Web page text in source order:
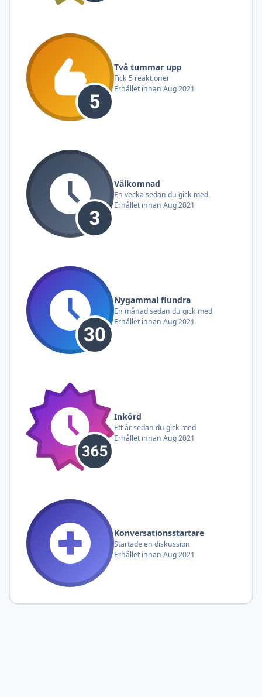
Två tummar upp
Fick 5 reaktioner
Erhållet innan Aug 2021
Välkomnad
En vecka sedan du gick med
Erhållet innan Aug 2021
Nygammal flundra
En månad sedan du gick med
Erhållet innan Aug 2021
Inkörd
Ett år sedan du gick med
Erhållet innan Aug 2021
Konversationsstartare
Startade en diskussion
Erhållet innan Aug 2021